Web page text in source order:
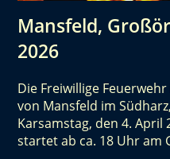
Mansfeld,
2026
Die Freiwillige
von Mansfeld im
Karsamstag, den 4. April
startet ab ca. 18 Uhr am